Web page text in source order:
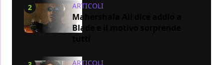
2 ARTICOLI
Mahershala Ali dice addio a
Blade e il motivo sorprende
ARTICOLI